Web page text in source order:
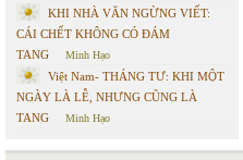
KHI NHÀ VĂN NGỪNG VIẾT:
CÁI CHẾT KHÔNG CÓ ĐÁM
TANG
Minh Hạo
Việt Nam- THÁNG TƯ: KHI MỘT
NGÀY LÀ LỄ, NHƯNG CŨNG LÀ
TANG
Minh Hạo